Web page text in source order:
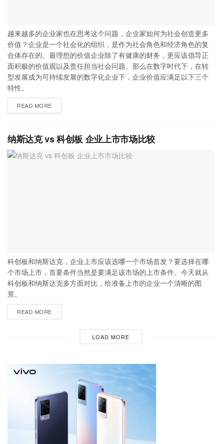
越来越多的企业家也在思考这个问题，企业家如何为社会创造更多
价值？企业是一个社会化的组织，是作为社会角色和经济角色的复
合体存在的。最理想的价值企业除了有健康的财务，更应该倡导正
面积极的价值观以及责任担当社会问题。那么在数字时代下，在转
型发展成为可持续发展的数字化企业下，企业价值应满足以下三个
特性。
READ MORE
纳斯达克 vs 科创板 企业上市市场比较
科创板和纳斯达克，企业上市应该选哪一个市场首发？要选择在哪
个市场上市，首要条件当然是要满足该市场的上市条件。今天就从
科创板和纳斯达克多方面对比，给准备上市的企业一个清晰的图
景。
READ MORE
LOAD MORE